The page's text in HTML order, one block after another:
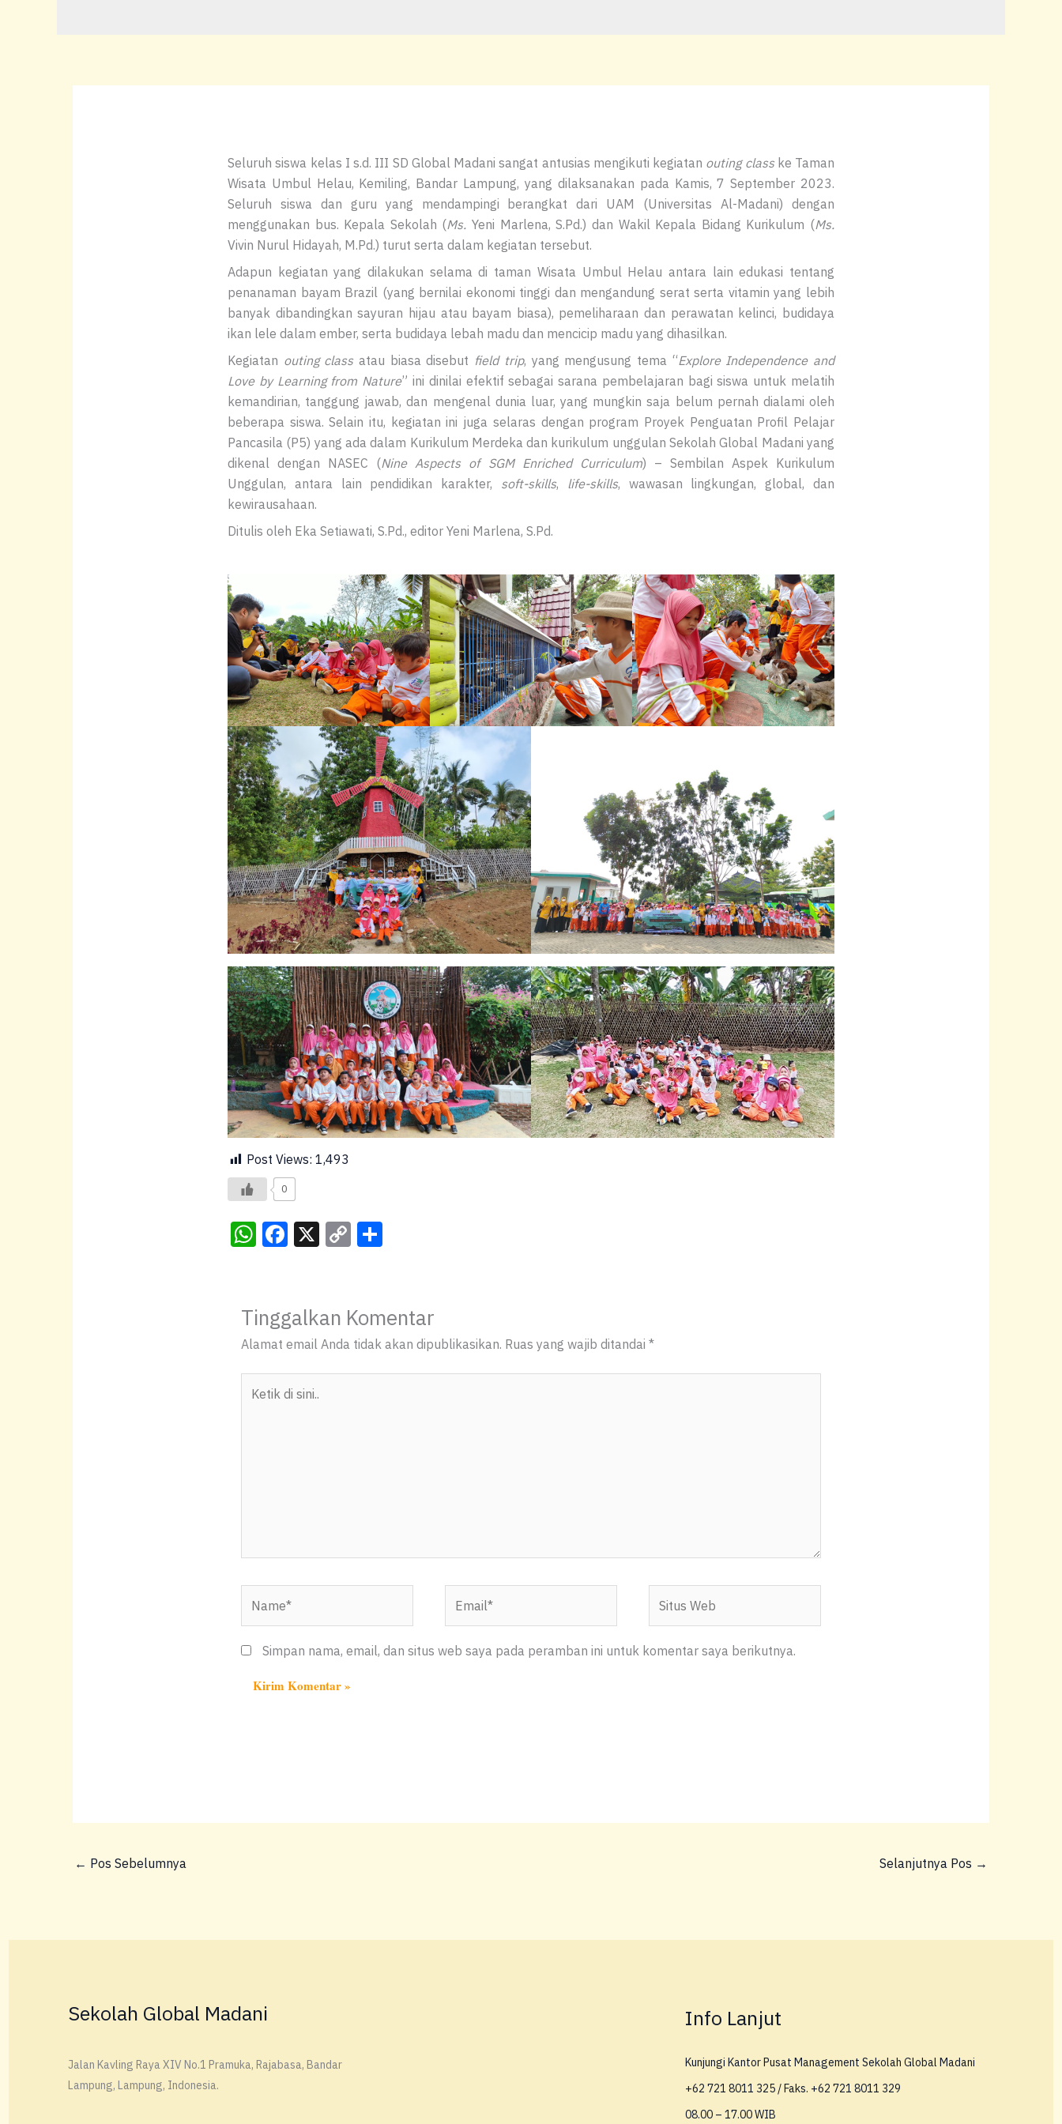
Seluruh siswa kelas I s.d. III SD Global Madani sangat antusias mengikuti kegiatan outing classke Taman
Wisata Umbul Helau, Kemiling, Bandar Lampung, yang dilaksanakan pada Kamis, 7 September 2023.
Seluruh siswa dan guru yang mendampingi berangkat dari UAM (Universitas Al-Madani) dengan
menggunakan bus. Kepala Sekolah (Ms. Yeni Marlena, S.Pd.) dan Wakil Kepala Bidang Kurikulum (Ms.
Vivin Nurul Hidayah, M.Pd.) turut serta dalam kegiatan tersebut.
Adapun kegiatan yang dilakukan selama di taman Wisata Umbul Helau antara lain edukasi tentang
penanaman bayam Brazil (yang bernilai ekonomi tinggi dan mengandung serat serta vitamin yang lebih
banyak dibandingkan sayuran hijau atau bayam biasa), pemeliharaan dan perawatan kelinci, budidaya
ikan lele dalam ember, serta budidaya lebah madu dan mencicip madu yang dihasilkan.
Kegiatan outing classatau biasa disebut field trip, yang mengusung tema “Explore Independence and
Love by Learning from Nature” ini dinilai efektif sebagai sarana pembelajaran bagi siswa untuk melatih
kemandirian, tanggung jawab, dan mengenal dunia luar, yang mungkin saja belum pernah dialami oleh
beberapa siswa. Selain itu, kegiatan ini juga selaras dengan program Proyek Penguatan Profil Pelajar
Pancasila (P5) yang ada dalam Kurikulum Merdeka dan kurikulum unggulan Sekolah Global Madani yang
dikenal dengan NASEC (Nine Aspects of SGM Enriched Curriculum) – Sembilan Aspek Kurikulum
Unggulan, antara lain pendidikan karakter, soft-skills, life-skills, wawasan lingkungan, global, dan
kewirausahaan.
Ditulis oleh Eka Setiawati, S.Pd., editor Yeni Marlena, S.Pd.
Post Views: 1,493
0
W
s
A
p
F
e
b
o
X C
y
Li
e
Tinggalkan Komentar
Alamat email Anda tidak akan dipublikasikan. Ruas yang wajib ditandai*
Web
Simpan nama, email, dan situs web saya pada peramban ini untuk komentar saya berikutnya.
← Pos Sebelumnya Selanjutnya Pos →
Sekolah Global Madani
Jalan Kavling Raya XIV No.1 Pramuka, Rajabasa, Bandar
Lampung, Lampung, Indonesia.
Info Lanjut
Kunjungi Kantor Pusat Management Sekolah Global Madani
+62 721 8011 325 / Faks. +62 721 8011 329
08.00 – 17.00 WIB